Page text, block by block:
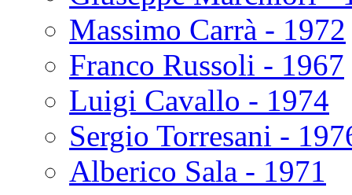
Massimo Carrà - 1972
Franco Russoli - 1967
Luigi Cavallo - 1974
Sergio Torresani -
Alberico Sala - 1971